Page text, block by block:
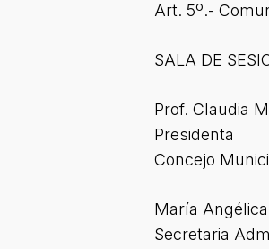
Art. 5º.-
SALA DE
Prof. Claudia
Presidenta
Concejo
María
Secretaria